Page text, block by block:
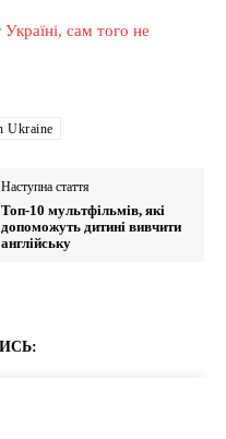
сам того не
Ukraine
Наступна стаття
Топ-10 мультфільмів, які
допоможуть дитині вивчити
англійську